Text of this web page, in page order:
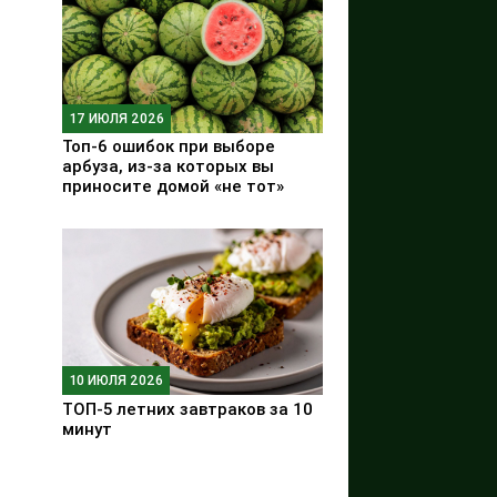
17 ИЮЛЯ 2026
Топ-6 ошибок при выборе
арбуза, из-за которых вы
приносите домой «не тот»
10 ИЮЛЯ 2026
ТОП-5 летних завтраков за 10
минут